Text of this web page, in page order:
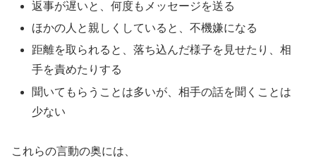
返事が遅いと、何度もメッセージを送る
ほかの人と親しくしていると、不機嫌になる
距離を取られると、落ち込んだ様子を見せたり、相
手を責めたりする
聞いてもらうことは多いが、相手の話を聞くことは
少ない
これらの言動の奥には、